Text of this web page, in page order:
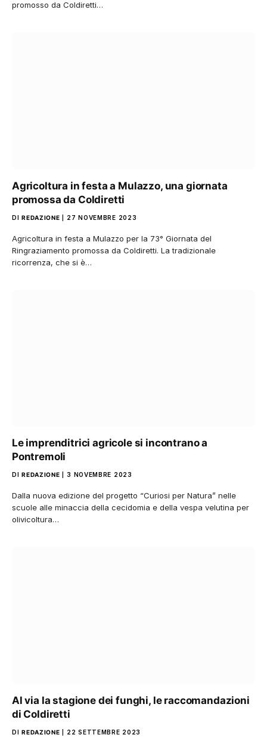
promosso da Coldiretti…
Agricoltura in festa a Mulazzo, una giornata
promossa da Coldiretti
DI REDAZIONE 27 NOVEMBRE 2023
Agricoltura in festa a Mulazzo per la 73° Giornata del
Ringraziamento promossa da Coldiretti. La tradizionale
ricorrenza, che si è…
Le imprenditrici agricole si incontrano a
Pontremoli
DI REDAZIONE 3 NOVEMBRE 2023
Dalla nuova edizione del progetto “Curiosi per Natura” nelle
scuole alle minaccia della cecidomia e della vespa velutina per
olivicoltura…
Al via la stagione dei funghi, le raccomandazioni
di Coldiretti
DI REDAZIONE 22 SETTEMBRE 2023